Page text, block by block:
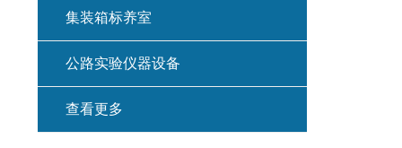
集装箱标养室
公路实验仪器设备
查看更多